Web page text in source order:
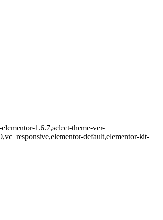
1.6.7,select-theme-ver-
default,elementor-kit-